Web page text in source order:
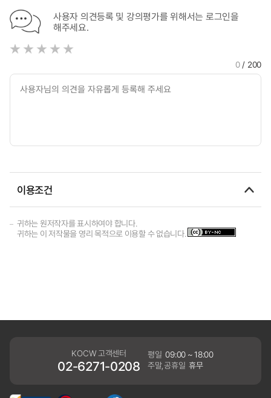
사용자 의견등록 및 강의평가를 위해서는 로그인을
해주세요.
0/ 200
이용조건
귀하는 원저작자를 표시하여야 합니다.
귀하는 이 저작물을 영리 목적으로 이용할 수 없습니다.
KOCW 고객센터
02-6271-0208
평일 09:00 ~ 18:00
주말,공휴일 휴무